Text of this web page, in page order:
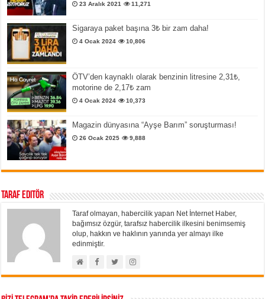
23 Aralık 2021 11,271
Sigaraya paket başına 3₺ bir zam daha!
4 Ocak 2024 10,806
ÖTV’den kaynaklı olarak benzinin litresine 2,31₺,
motorine de 2,17₺ zam
4 Ocak 2024 10,373
Magazin dünyasına “Ayşe Barım” soruşturması!
26 Ocak 2025 9,888
Taraf Editör
Taraf olmayan, habercilik yapan Net İnternet Haber,
bağımsız özgür, tarafsız habercilik ilkesini benimsemiş
olup, hakkın ve haklının yanında yer almayı ilke
edinmiştir.